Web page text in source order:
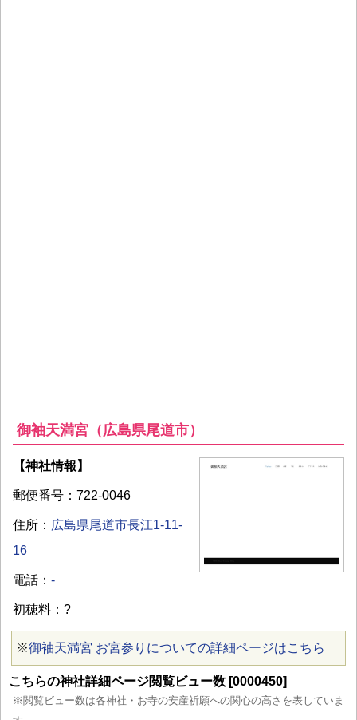
御袖天満宮（広島県尾道市）
【神社情報】
郵便番号：722-0046
住所： 広島県尾道市長江1-11-
16
電話： -
初穂料：?
※御袖天満宮 お宮参りについての詳細ページはこちら
こちらの神社詳細ページ閲覧ビュー数 [0000450]
※閲覧ビュー数は各神社・お寺の安産祈願への関心の高さを表していま